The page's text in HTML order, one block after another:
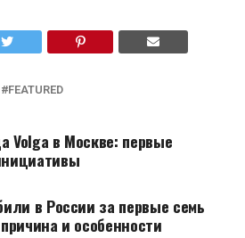
FEATURED
Volga в Москве: первые
в России за первые семь
и особенности